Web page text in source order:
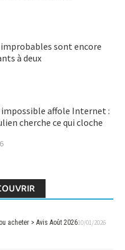
sont encore
à deux
affole Internet :
cherche ce qui cloche
acheter > Avis Août 202610/01/2026